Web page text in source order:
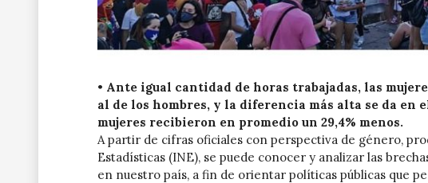
• Ante igual cantidad de horas trabajadas, las
al de los hombres, y la diferencia más alta se da en
mujeres recibieron en promedio un 29,4% menos.
A partir de cifras oficiales con perspectiva de género,
Estadísticas (INE), se puede conocer y analizar las
en nuestro país, a fin de orientar políticas públicas que